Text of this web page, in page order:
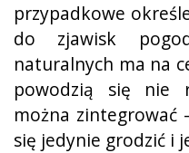
przypadkowe
do zjawisk
naturalnych ma na
powodzią się nie
można zintegrować
się jedynie grodzić i